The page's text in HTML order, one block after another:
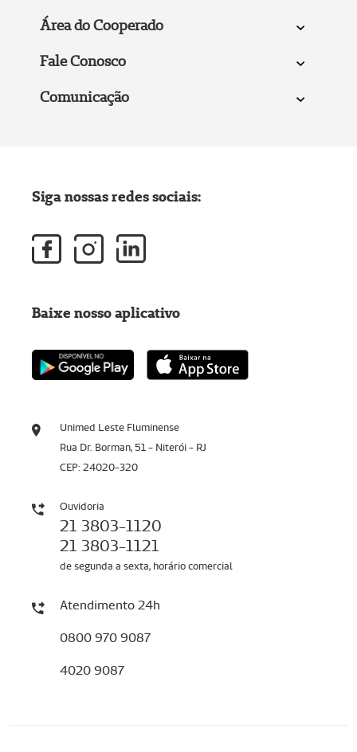
Área do Cooperado
Fale Conosco
Comunicação
Unimed Leste Fluminense
Rua Dr. Borman, 51 - Niterói - RJ
CEP: 24020-320
Ouvidoria
21 3803-1120
21 3803-1121
de segunda a sexta, horário comercial
Atendimento 24h
0800 970 9087
4020 9087
Siga nossas redes sociais:
Baixe nosso aplicativo